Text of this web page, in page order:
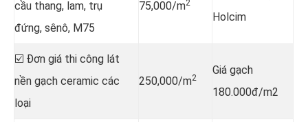
cầu thang, lam, trụ
đứng, sênô, M75
75,000/m2
Holcim
☑️ Đơn giá thi công lát
nền gạch ceramic các
loại
250,000/m2
Giá gạch
180.000đ/m2